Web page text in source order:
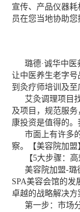
宣传、产品仪器
员在您当地协助
璐德·诚华中医
让中医养生老字
到灸疗师培训及
艾灸调理项目找
及项目，规范服
康投资是值得的
市面上有许多的
察。【美容院加盟
【5大步骤：高
美容院加盟-璐
SPA美容会馆的
卓越的战略解决方
第一步：市场分